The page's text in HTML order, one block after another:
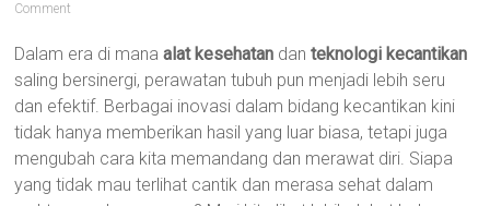
Comment
Dalam era di manaalat kesehatan danteknologi kecantikan
saling bersinergi, perawatan tubuh pun menjadi lebih seru
dan efektif. Berbagai inovasi dalam bidang kecantikan kini
tidak hanya memberikan hasil yang luar biasa, tetapi juga
mengubah cara kita memandang dan merawat diri. Siapa
yang tidak mau terlihat cantik dan merasa sehat dalam